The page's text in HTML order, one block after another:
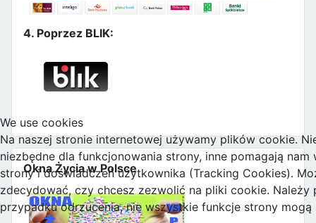
4. Poprzez BLIK:
Okna Życia w Polsce
We use cookies
Na naszej stronie internetowej używamy plików cookie.
niezbędne dla funkcjonowania strony, inne pomagają nam
strony i doświadczeń użytkownika (Tracking Cookies).
zdecydować, czy chcesz zezwolić na pliki cookie. Należy
przypadku odrzucenia, nie wszystkie funkcje strony